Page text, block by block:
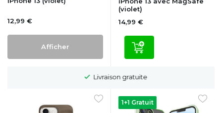
12,99 €
Afficher
(violet)
14,99 €
Livraison gratuite
1+1 Gratuit